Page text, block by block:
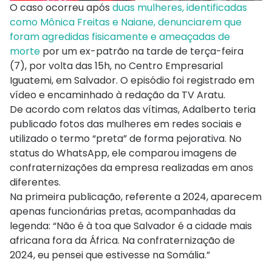
O caso ocorreu após duas mulheres, identificadas
como Mônica Freitas e Naiane, denunciarem que
foram agredidas fisicamente e ameaçadas de
morte por um ex-patrão na tarde de terça-feira
(7), por volta das 15h, no Centro Empresarial
Iguatemi, em Salvador. O episódio foi registrado em
vídeo e encaminhado à redação da TV Aratu.
De acordo com relatos das vítimas, Adalberto teria
publicado fotos das mulheres em redes sociais e
utilizado o termo “preta” de forma pejorativa. No
status do WhatsApp, ele comparou imagens de
confraternizações da empresa realizadas em anos
diferentes.
Na primeira publicação, referente a 2024, aparecem
apenas funcionárias pretas, acompanhadas da
legenda: “Não é à toa que Salvador é a cidade mais
africana fora da África. Na confraternização de
2024, eu pensei que estivesse na Somália.”